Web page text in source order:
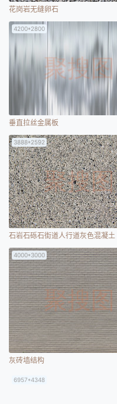
花岗岩无缝卵石
垂直拉丝金属板
4200*2800
石岩石砾石街道人行道灰色混凝土
3888*2592
灰砖墙结构
4000*3000
6957*4348